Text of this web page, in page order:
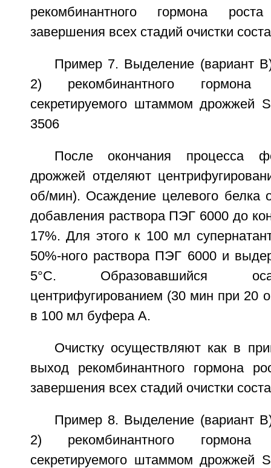
рекомбинантного гормона
завершения всех стадий очистки
Пример 7. Выделение (вариант
2) рекомбинантного гормона
секретируемого штаммом дрожжей
3506
После окончания процесса
дрожжей отделяют
об/мин). Осаждение целевого белка
добавления раствора ПЭГ 6000 до
17%. Для этого к 100 мл
50%-ного раствора ПЭГ 6000 и
5°С. Образовавшийся
центрифугированием (30 мин при 20
в 100 мл буфера A.
Очистку осуществляют как в
выход рекомбинантного гормона
завершения всех стадий очистки
Пример 8. Выделение (вариант
2) рекомбинантного гормона
секретируемого штаммом дрожжей